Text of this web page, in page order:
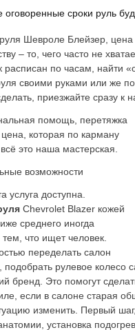
оговоренные сроки руль
руля Шевроле Блейзер,
– то, чего часто не
расписан по часам, найти
своими руками или же
приезжайте сразу к
помощь, перетяжка
которая по карману
это наша мастерская.
возможности
услуга доступна.
Chevrolet Blazer кожей
среднего иногда
что ищет человек.
переделать салон
подобрать рулевое колесо
бренд. Это помогут
если в салоне старая
изменить. Первый
установка